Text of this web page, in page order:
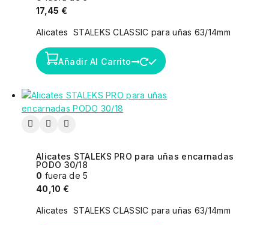
17,45 €
Alicates STALEKS CLASSIC para uñas 63/14mm
Añadir Al Carrito
Alicates STALEKS PRO para uñas encarnadas
PODO 30/18
0 fuera de 5
40,10 €
Alicates STALEKS CLASSIC para uñas 63/14mm